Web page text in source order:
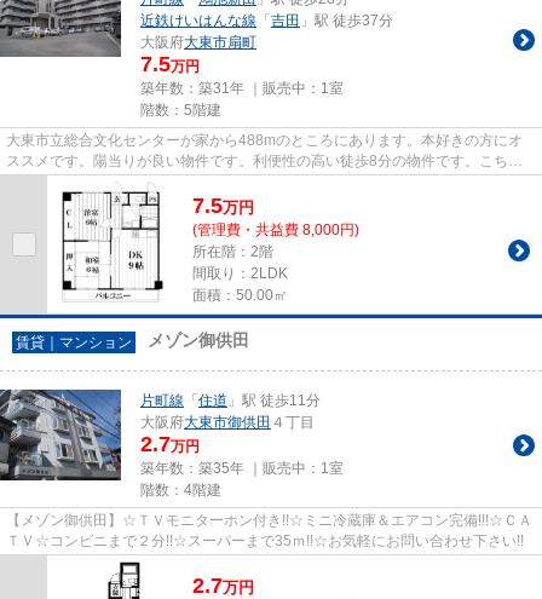
近鉄けいはんな線 「 吉田 」駅 徒歩37分
大阪府大東市扇町
7.5万円
築年数：築31年 ｜販売中： 1室
階数：5階建
大東市立総合文化センターが家から488mのところにあります。本好きの方にオ
ススメです。陽当りが良い物件です。利便性の高い徒歩8分の物件です。こちら
はマンションタイプになります。...
7.5万円
(管理費・共益費 8,000円)
所在階：2階
間取り：2LDK
面積：50.00㎡
賃貸｜マンション メゾン御供田
片町線 「 住道 」駅 徒歩11分
大阪府大東市御供田 ４丁目
2.7万円
築年数：築35年 ｜販売中： 1室
階数：4階建
【メゾン御供田】☆ＴＶモニターホン付き!!☆ミニ冷蔵庫＆エアコン完備!!!☆ＣＡ
ＴＶ☆コンビニまで２分!!☆スーパーまで35ｍ!!☆お気軽にお問い合わせ下さい!!
2.7万円